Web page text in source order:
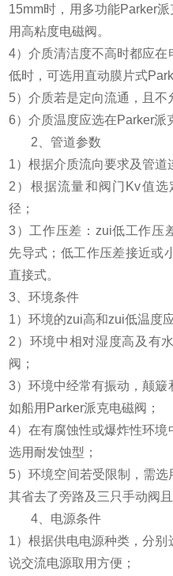
15mm时，用多功能Parker
用高粘度电磁阀。
4）介质清洁度不高时都应在
低时，可选用直动膜片式
5）介质若是定向流通，且不
6）介质温度应选在Parker派
2、管道参数
1）根据介质流向要求及管道
2）根据流量和阀门Kv值
径；
3）工作压差：zui低工作压
先导式；低工作压差接近或
直接式。
3、环境条件
1）环境的zui高和zui低温度
2）环境中相对湿度高及有
阀；
3）环境中经常有振动，颠簸
如船用Parker派克电磁阀；
4）在有腐蚀性或爆炸性环
选用耐发蚀型；
5）环境空间若受限制，需
其省去了旁路及三只手动阀且
4、电源条件
1）根据供电电源种类，分
说交流电源取用方便；